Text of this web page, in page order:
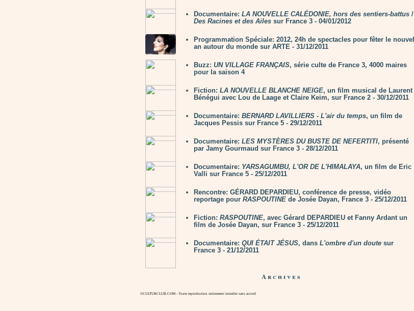
Documentaire: LA NOUVELLE CALÉDONIE, hors des sentiers-battus /
Des Racines et des Ailes sur France 3 - 04/01/2012
Programmation Spéciale: 2012, 24h de spectacles pour fêter le nouvel
an autour du monde sur ARTE - 31/12/2011
Buzz: UN VILLAGE FRANÇAIS, série culte de France 3, 4000 maires
pour la saison 4
Fiction: LA NOUVELLE BLANCHE NEIGE, un film musical de Laurent
Bénégui avec Lou de Laage et Claire Keim, sur France 2 - 30/12/2011
Documentaire: BERNARD LAVILLIERS - L'air du temps, un film de
Jacques Pessis sur France 5 - 29/12/2011
Documentaire: LES MYSTÈRES DU BUSTE DE NEFERTITI, présenté
par Jamy Gourmaud sur France 3 - 28/12/2011
Documentaire: YARSAGUMBU, L'OR DE L'HIMALAYA, un film de Eric
Valli sur France 5 - 25/12/2011
Rencontre: GÉRARD DEPARDIEU, conférence de presse, vidéo
reportage pour RASPOUTINE de Josée Dayan, France 3 - 25/12/2011
Fiction: RASPOUTINE, avec Gérard DEPARDIEU et Fanny Ardant un
film de Josée Dayan, sur France 3 - 25/12/2011
Documentaire: QUI ÉTAIT JÉSUS, dans L'ombre d'un doute sur
France 3 - 21/12/2011
Archives
©CULTURCLUB.COM - Toute reproduction strictement interdite sans accord